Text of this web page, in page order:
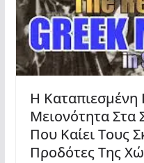
Η Καταπιεσμένη
Μειονότητα Στα
Που Καίει Τους
Προδότες Της